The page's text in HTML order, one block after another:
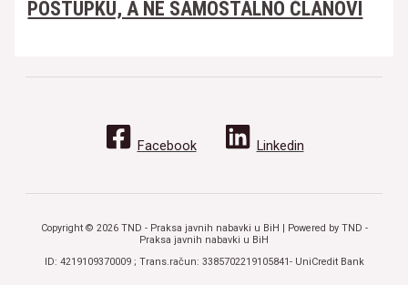
POSTUPKU, A NE SAMOSTALNO ČLANOVI
Facebook Linkedin
Copyright © 2026 TND - Praksa javnih nabavki u BiH | Powered by TND -
Praksa javnih nabavki u BiH
ID: 4219109370009 ; Trans.račun: 3385702219105841- UniCredit Bank